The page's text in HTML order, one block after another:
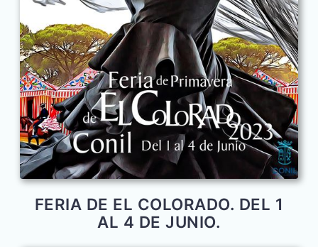
FERIA DE EL COLORADO. DEL 1
AL 4 DE JUNIO.